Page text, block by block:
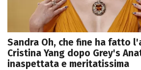
Sandra Oh, che fine ha fatto
Cristina Yang dopo Grey's
inaspettata e meritatissima